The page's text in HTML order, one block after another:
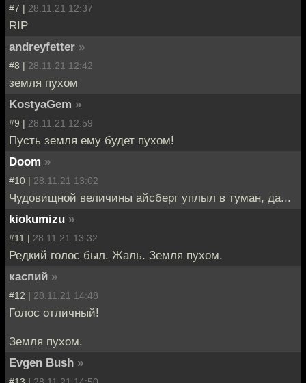
#7 | 28.11.21 12:37
RIP
andreyfetter »
#8 | 28.11.21 12:42
земля пухом
KostyaGem »
#9 | 28.11.21 12:59
Пусть земля ему будет пухом!
Doom »
#10 | 28.11.21 13:02
Чудовищной величины айсберг уплыл в туман, да...
kiokumizu »
#11 | 28.11.21 13:32
Редкий голос был. Жаль. Земля пухом.
каспий »
#12 | 28.11.21 14:48
Голос отличный!
Земля пухом.
Evgen Bush »